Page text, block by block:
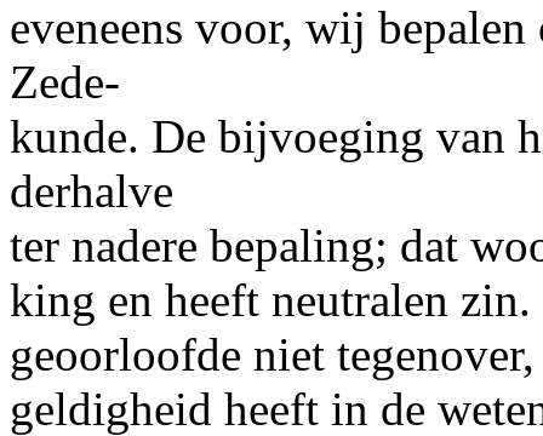
eveneens voor, wij
Zede-
kunde. De bijvoeging van
derhalve
ter nadere bepaling; dat
king en heeft neutralen
geoorloofde niet
geldigheid heeft in de